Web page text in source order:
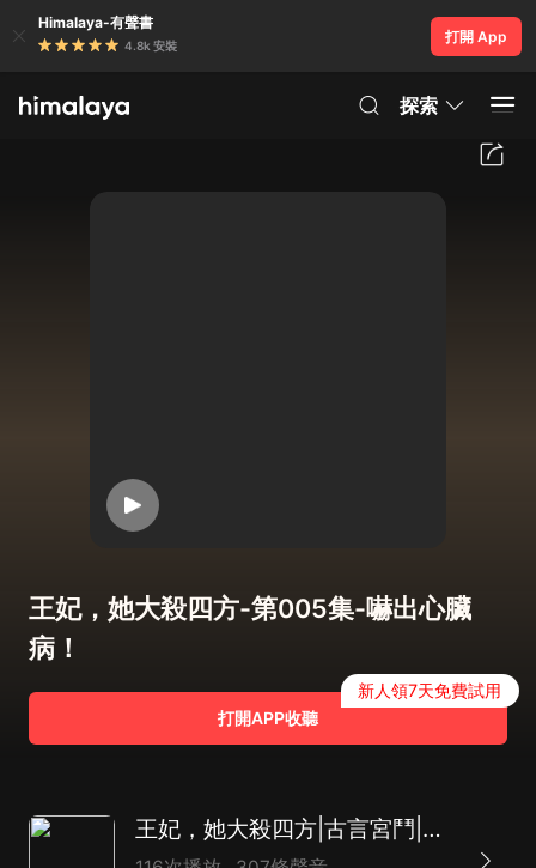
Himalaya-有聲書
4.8k 安裝
打開 App
探索
王妃，她大殺四方-第005集-嚇出心臟
病！
打開APP收聽
新人領7天免費試用
王妃，她大殺四方|古言宮鬥|虐戀|大女主|精品多播